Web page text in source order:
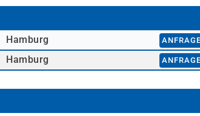
Hamburg
Hamburg